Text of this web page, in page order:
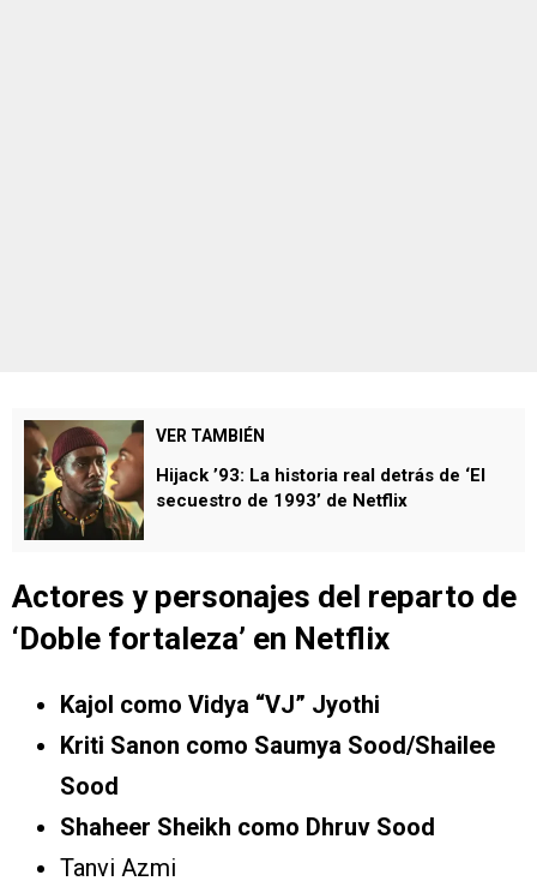
VER TAMBIÉN
Hijack ’93: La historia real detrás de ‘El
secuestro de 1993’ de Netflix
Actores y personajes del reparto de
‘Doble fortaleza’ en Netflix
Kajol como Vidya “VJ” Jyothi
Kriti Sanon como Saumya Sood/Shailee
Sood
Shaheer Sheikh como Dhruv Sood
Tanvi Azmi